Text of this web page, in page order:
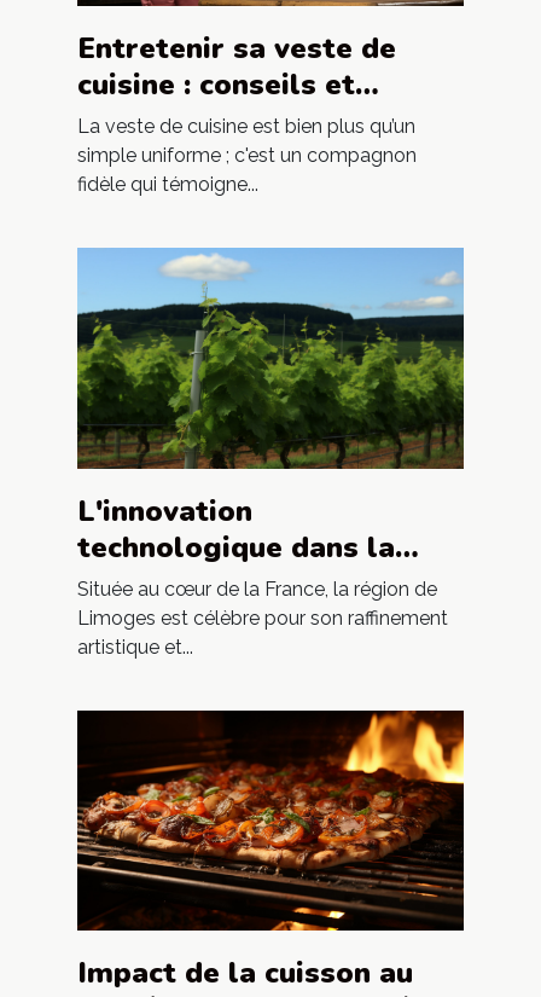
Entretenir sa veste de
cuisine : conseils et
astuces pour une
durabilité maximale
La veste de cuisine est bien plus qu’un
simple uniforme ; c'est un compagnon
fidèle qui témoigne...
L'innovation
technologique dans la
production de vins et
champagnes près de
Limoges
Située au cœur de la France, la région de
Limoges est célèbre pour son raffinement
artistique et...
Impact de la cuisson au